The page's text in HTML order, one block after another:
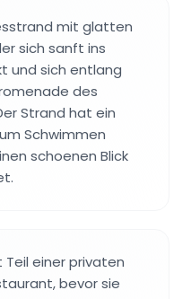
mit glatten
sich sanft ins
und sich entlang
des
Strand hat ein
Schwimmen
schoenen Blick
Teil einer privaten
bevor sie